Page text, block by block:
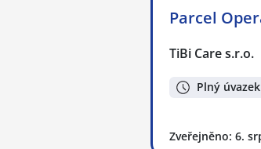
Parcel
TiBi Care s.r.o.
Plný úvazek
Zveřejněno: 6.